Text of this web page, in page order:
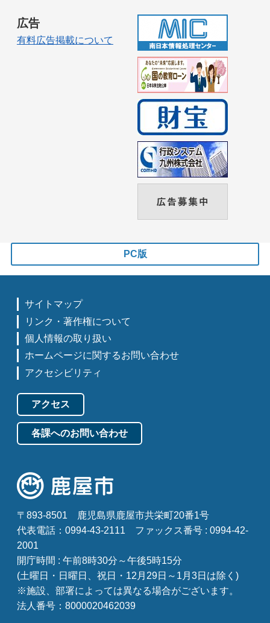
広告
有料広告掲載について
PC版
サイトマップ
リンク・著作権について
個人情報の取り扱い
ホームページに関するお問い合わせ
アクセシビリティ
アクセス
各課へのお問い合わせ
〒893-8501
鹿児島県鹿屋市共栄町20番1号
代表電話：0994-43-2111
ファックス番号 : 0994-42-
2001
開庁時間 : 午前8時30分～午後5時15分
(土曜日・日曜日、祝日・12月29日～1月3日は除く)
※施設、部署によっては異なる場合がございます。
法人番号：8000020462039